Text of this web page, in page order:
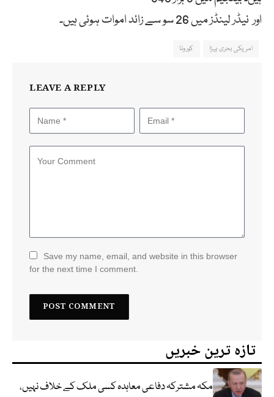
اورنیڈرلینڈزمیں سوسےزائداموات ہوئی ہیں۔
امریکی بحری بیڑا کورونا
LEAVE A REPLY
Save my name, email, and website in this browser
for the next time I comment.
تازہ ترین خبریں
مکہ مشترکہ دفاعی معاہدہ کسی ملک کے خلاف نہیں،